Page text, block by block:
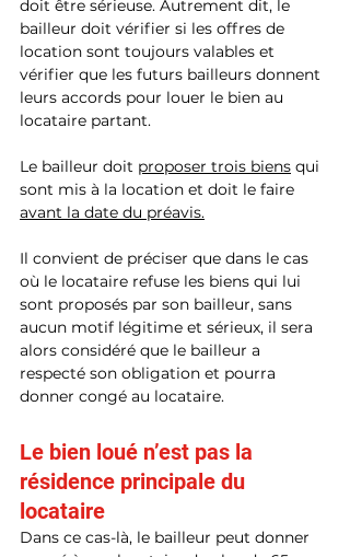
doit être sérieuse. Autrement dit, le
bailleur doit vérifier si les offres de
location sont toujours valables et
vérifier que les futurs bailleurs donnent
leurs accords pour louer le bien au
locataire partant.
Le bailleur doit proposer trois biens qui
sont mis à la location et doit le faire
avant la date du préavis.
Il convient de préciser que dans le cas
où le locataire refuse les biens qui lui
sont proposés par son bailleur, sans
aucun motif légitime et sérieux, il sera
alors considéré que le bailleur a
respecté son obligation et pourra
donner congé au locataire.
Le bien loué n’est pas la
résidence principale du
locataire
Dans ce cas-là, le bailleur peut donner